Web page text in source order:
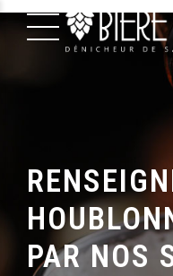
PAR NOS